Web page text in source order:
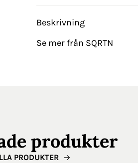
Beskrivning
Se mer från SQRTN
produkter
PRODUKTER